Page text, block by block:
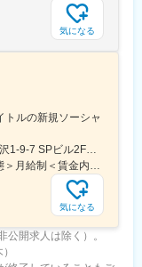
気になる
トルの新規ソーシャ
＜勤務地詳細＞本社住所：東京都墨田区亀沢1-9-7 SPビル2F勤務地最寄駅：都営大江戸線／両国駅受動喫煙対策：屋内全面禁煙変更の範囲：会社の定める事業所
＜予定年収＞300万円～960万円＜賃金形態＞月給制＜賃金内訳＞月額（基本給）：184,900円～591,900円固定残業手当/月：65,100円～208,100円（固定残業時間45時間0分/月）超過した時間外労働の残業手当は追加支給＜月給＞250,000円～800,000円（一律手当を含む）＜昇給有無＞有＜残業手当＞有＜給与補足＞■賞与：業績に応じて支給賃金はあくまでも目安の金額であり、選考を通じて上下する可能性があります。月給(月額)は固定手当を含めた表記です。
気になる
開求人は除く）。